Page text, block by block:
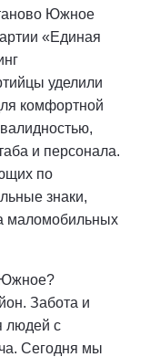
Южное
«Единая
уделили
комфортной
и персонала.
по
знаки,
маломобильных
Забота и
людей с
Сегодня мы